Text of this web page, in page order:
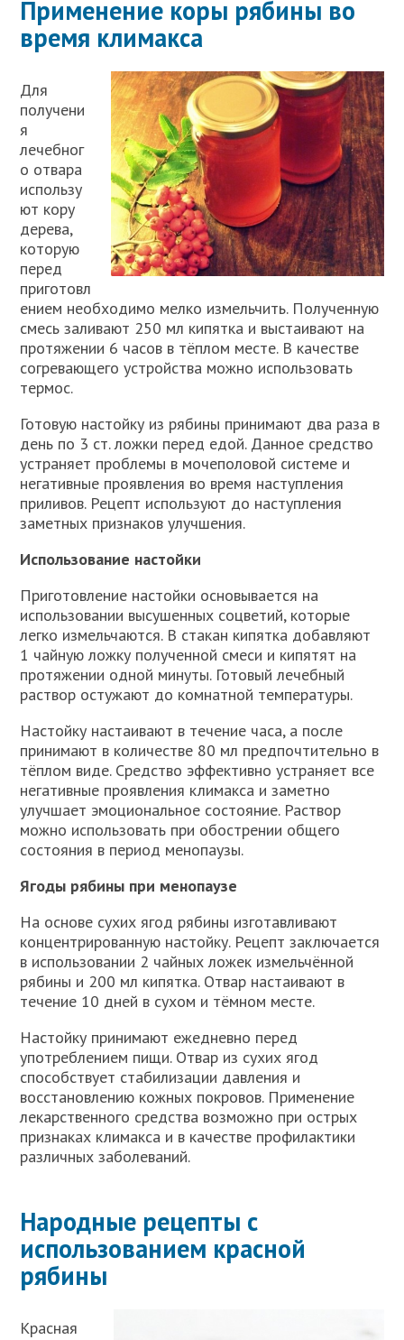
Применение коры рябины во
время климакса
Для
получени
я
лечебног
о отвара
использу
ют кору
дерева,
которую
перед
приготовл
ением необходимо мелко измельчить. Полученную
смесь заливают 250 мл кипятка и выстаивают на
протяжении 6 часов в тёплом месте. В качестве
согревающего устройства можно использовать
термос.
Готовую настойку из рябины принимают два раза в
день по 3 ст. ложки перед едой. Данное средство
устраняет проблемы в мочеполовой системе и
негативные проявления во время наступления
приливов. Рецепт используют до наступления
заметных признаков улучшения.
Использование настойки
Приготовление настойки основывается на
использовании высушенных соцветий, которые
легко измельчаются. В стакан кипятка добавляют
1 чайную ложку полученной смеси и кипятят на
протяжении одной минуты. Готовый лечебный
раствор остужают до комнатной температуры.
Настойку настаивают в течение часа, а после
принимают в количестве 80 мл предпочтительно в
тёплом виде. Средство эффективно устраняет все
негативные проявления климакса и заметно
улучшает эмоциональное состояние. Раствор
можно использовать при обострении общего
состояния в период менопаузы.
Ягоды рябины при менопаузе
На основе сухих ягод рябины изготавливают
концентрированную настойку. Рецепт заключается
в использовании 2 чайных ложек измельчённой
рябины и 200 мл кипятка. Отвар настаивают в
течение 10 дней в сухом и тёмном месте.
Настойку принимают ежедневно перед
употреблением пищи. Отвар из сухих ягод
способствует стабилизации давления и
восстановлению кожных покровов. Применение
лекарственного средства возможно при острых
признаках климакса и в качестве профилактики
различных заболеваний.
Народные рецепты с
использованием красной
рябины
Красная